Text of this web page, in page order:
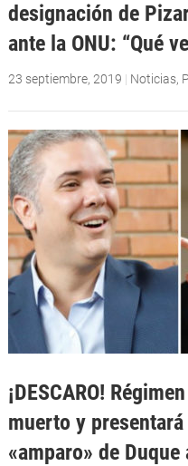
designación de
ante la ONU: “Qué
23 septiembre, 2019 | Noticias,
¡DESCARO!
muerto y
«amparo» de